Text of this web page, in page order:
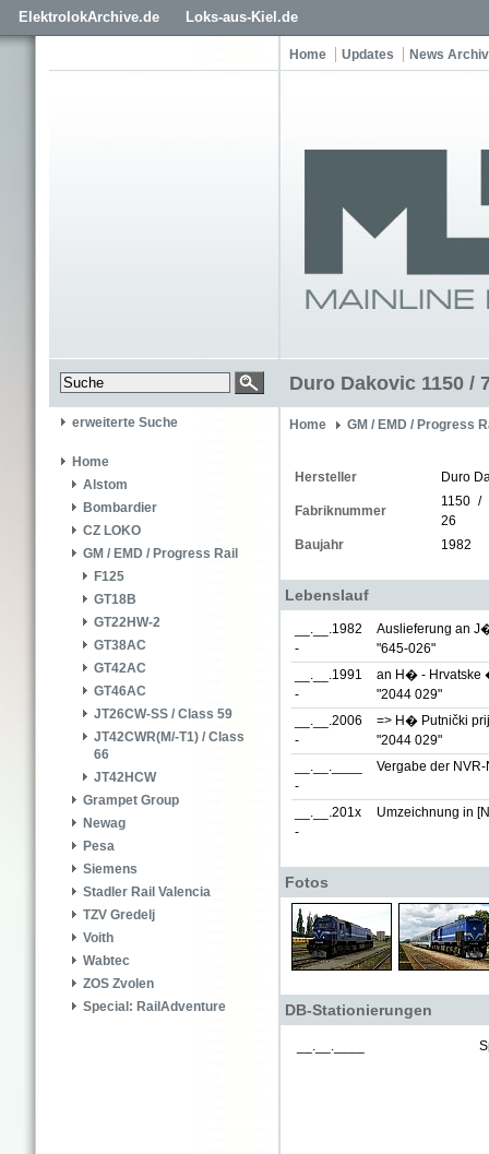
ElektrolokArchive.de Loks-aus-Kiel.de
Home Updates News Archiv
Duro Dakovic 1150 /
erweiterte Suche
Home
Alstom
Bombardier
CZ LOKO
GM / EMD / Progress Rail
F125
GT18B
GT22HW-2
GT38AC
GT42AC
GT46AC
JT26CW-SS / Class 59
JT42CWR(M/-T1) / Class
66
JT42HCW
Grampet Group
Newag
Pesa
Siemens
Stadler Rail Valencia
TZV Gredelj
Voith
Wabtec
ZOS Zvolen
Special: RailAdventure
Home GM / EMD / Progress
Hersteller Duro
Fabriknummer
1150 /
26
Baujahr
1982
Lebenslauf
__.__.1982
-
Auslieferung an
"645-026"
__.__.1991
-
an H� - Hrvatske
"2044 029"
__.__.2006
-
=> H� Putnički
"2044 029"
__.__.____
-
Vergabe der
__.__.201x
-
Umzeichnung in
Fotos
DB-Stationierungen
__.__.____